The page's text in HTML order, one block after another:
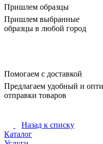
Пришлем образцы
Пришлем выбранные
образцы в любой город
Помогаем с доставкой
Предлагаем удобный и
отправки товаров
Назад к списку
Каталог